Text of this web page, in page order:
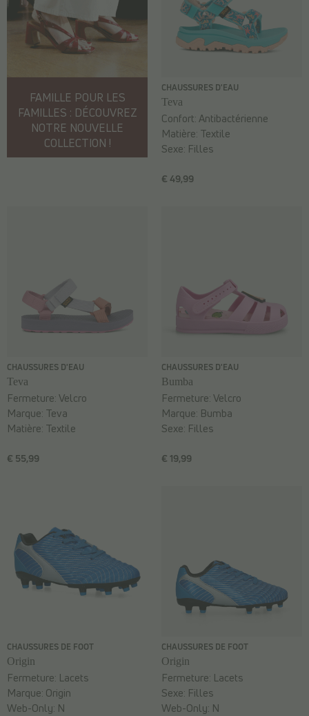
FAMILLE POUR LES
FAMILLES : DÉCOUVREZ
NOTRE NOUVELLE
COLLECTION !
CHAUSSURES D'EAU
Teva
€ 49,99
Confort:Antibactérienne
Matière: Textile
Sexe: Filles
CHAUSSURES D'EAU
Teva
€ 55,99
Fermeture:Velcro
Marque: Teva
Matière: Textile
CHAUSSURES D'EAU
Bumba
€ 19,99
Fermeture:Velcro
Marque: Bumba
Sexe: Filles
CHAUSSURES DE FOOT
Origin
Fermeture: Lacets
Marque: Origin
Web-Only: N
CHAUSSURES DE FOOT
Origin
Fermeture: Lacets
Sexe: Filles
Web-Only: N